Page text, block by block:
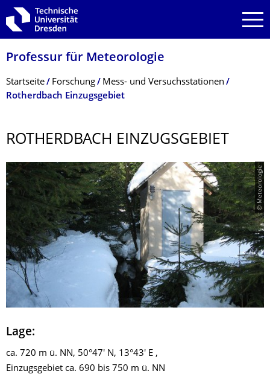
Zur Hauptnavigation springen
Zur Suche springen
Zum Inhalt springen
Professur für Meteorologie
Breadcrumb-Menü
Startseite Forschung
Mess- und Versuchsstationen
Rotherdbach Einzugsgebiet
ROTHERDBACH EINZUGSGEBIET
© Meteorologie
Lage:
ca. 720 m ü. NN, 50°47' N, 13°43' E ,
Einzugsgebiet ca. 690 bis 750 m ü. NN